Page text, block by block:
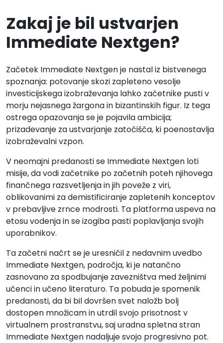
Zakaj je bil ustvarjen
Immediate Nextgen?
Začetek Immediate Nextgen je nastal iz bistvenega
spoznanja: potovanje skozi zapleteno vesolje
investicijskega izobraževanja lahko začetnike pusti v
morju nejasnega žargona in bizantinskih figur. Iz tega
ostrega opazovanja se je pojavila ambicija;
prizadevanje za ustvarjanje zatočišča, ki poenostavlja
izobraževalni vzpon.
V neomajni predanosti se Immediate Nextgen loti
misije, da vodi začetnike po začetnih poteh njihovega
finančnega razsvetljenja in jih poveže z viri,
oblikovanimi za demistificiranje zapletenih konceptov
v prebavljive zrnce modrosti. Ta platforma uspeva na
etosu vodenja in se izogiba pasti poplavljanja svojih
uporabnikov.
Ta začetni načrt se je uresničil z nedavnim uvedbo
Immediate Nextgen, področja, ki je natančno
zasnovano za spodbujanje zavezništva med željnimi
učenci in učeno literaturo. Ta pobuda je spomenik
predanosti, da bi bil dovršen svet naložb bolj
dostopen množicam in utrdil svojo prisotnost v
virtualnem prostranstvu, saj uradna spletna stran
Immediate Nextgen nadaljuje svojo progresivno pot.